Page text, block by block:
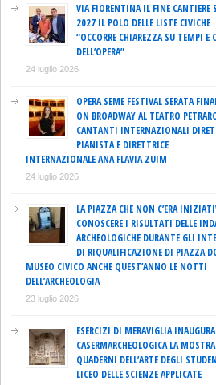
VIA FIORENTINA IL FINE CANTIERE
2027 IL POLO DELLE LISTE CIVICHE
“OCCORRE CHIAREZZA SU TEMPI E
DELL’OPERA”
24 luglio 2026
OPERA SEME FESTIVAL SERATA
ON BROADWAY AL TEATRO
CANTANTI INTERNAZIONALI
PIANISTA E DIRETTRICE
INTERNAZIONALE ANA FLAVIA ZUIM
24 luglio 2026
LA PIAZZA CHE NON C’ERA
CONOSCERE I RISULTATI DELLE
ARCHEOLOGICHE DURANTE GLI
DI RIQUALIFICAZIONE DI PIAZZA
MUSEO CIVICO ANCHE QUEST’ANNO LE NOTTI
DELL’ARCHEOLOGIA
23 luglio 2026
ESERCIZI DI MERAVIGLIA
CASERMARCHEOLOGICA LA
QUADERNI DELL’ARTE DEGLI
LICEO DELLE SCIENZE APPLICATE